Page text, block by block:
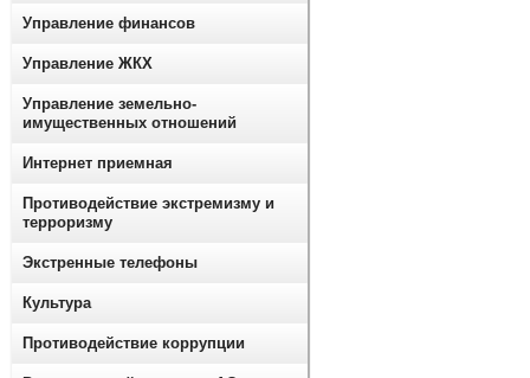
Управление финансов
Управление ЖКХ
Управление земельно-
имущественных отношений
Интернет приемная
Противодействие экстремизму и
терроризму
Экстренные телефоны
Культура
Противодействие коррупции